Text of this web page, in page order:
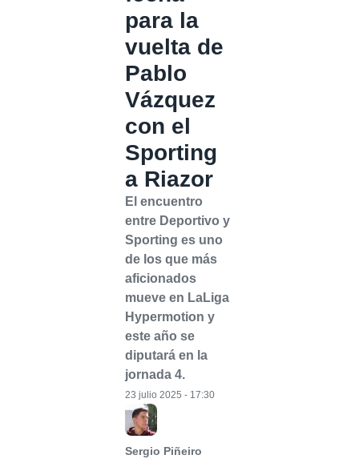
para la
vuelta de
Pablo
Vázquez
con el
Sporting
a Riazor
El encuentro
entre Deportivo y
Sporting es uno
de los que más
aficionados
mueve en LaLiga
Hypermotion y
este año se
diputará en la
jornada 4.
Sergio Piñeiro
23 julio 2025 - 17:30